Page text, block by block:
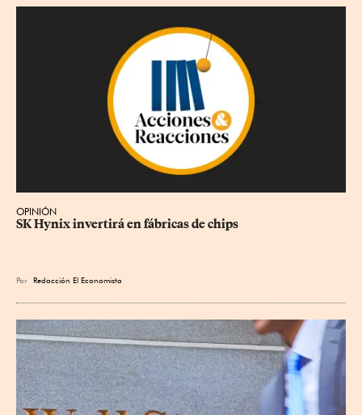
OPINIÓN
SK Hynix invertirá en fábricas de chips
Por Redacción El Economista